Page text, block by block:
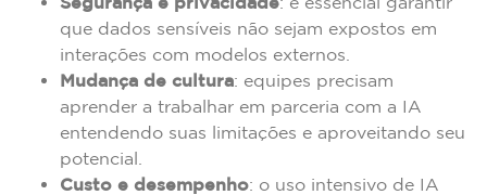
que dados sensíveis não sejam expostos em
interações com modelos externos.
Mudança de cultura: equipes precisam
aprender a trabalhar em parceria com a IA
entendendo suas limitações e aproveitando seu
potencial.
Custo e desempenho: o uso intensivo de IA